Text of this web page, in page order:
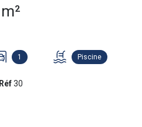
m²
1 Piscine
Réf30